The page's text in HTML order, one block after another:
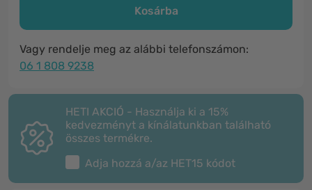
Kosárba
Vagy rendelje meg az alábbi telefonszámon:
06 1 808 9238
HETI AKCIÓ - Használja ki a 15%
kedvezményt a kínálatunkban található
összes termékre.
Adja hozzá a/az HET15 kódot